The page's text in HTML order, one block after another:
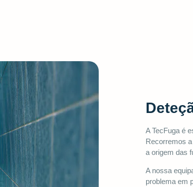
A TecFuga é
Recorremos
a origem das
A nossa
problema em